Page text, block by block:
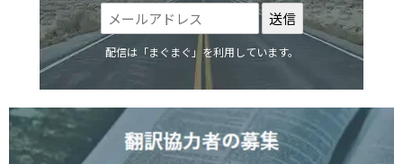
配信は「まぐまぐ」を利用しています。